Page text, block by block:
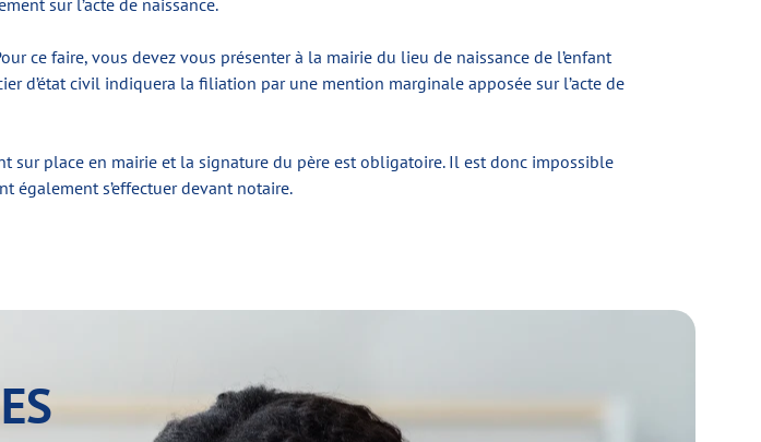
sur l’acte de naissance.
ce faire, vous devez vous présenter à la mairie du lieu de naissance de l’enfant
d’état civil indiquera la filiation par une mention marginale apposée sur l’acte de
sur place en mairie et la signature du père est obligatoire. Il est donc impossible
également s’effectuer devant notaire.